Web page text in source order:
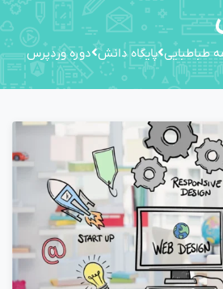
طباطبایی پایگاه دانش دوره وردپرس